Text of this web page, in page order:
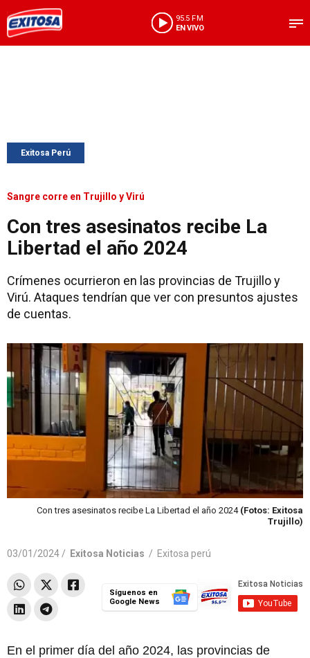
95.5 FM
EN VIVO
Exitosa Perú
Sangre corre en Trujillo y Virú
Con tres asesinatos recibe La
Libertad el año 2024
Crímenes ocurrieron en las provincias de Trujillo y
Virú. Ataques tendrían que ver con presuntos ajustes
de cuentas.
Con tres asesinatos recibe La Libertad el año 2024 (Fotos: Exitosa
Trujillo)
03/01/2024 / Exitosa Noticias / Exitosa perú
Síguenos en
Google News
En el primer día del año 2024, las provincias de